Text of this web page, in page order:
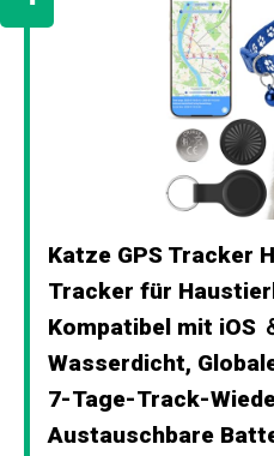
Katze GPS Tracker
Tracker für
Kompatibel mit iOS
Wasserdicht,
7-Tage-Track-
Austauschbare